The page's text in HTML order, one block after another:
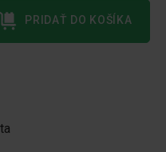
PRIDAŤ DO KOŠÍKA